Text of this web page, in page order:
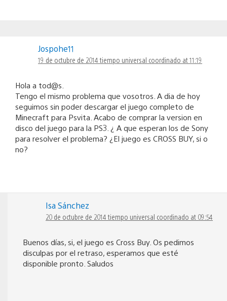
Jospohe11
19 de octubre de 2014 tiempo universal coordinado at 11:19
Hola a tod@s.
Tengo el mismo problema que vosotros. A dia de hoy
seguimos sin poder descargar el juego completo de
Minecraft para Psvita. Acabo de comprar la version en
disco del juego para la PS3. ¿ A que esperan los de Sony
para resolver el problema? ¿El juego es CROSS BUY, si o
no?
Isa Sánchez
20 de octubre de 2014 tiempo universal coordinado at 09:54
Buenos días, si, el juego es Cross Buy. Os pedimos
disculpas por el retraso, esperamos que esté
disponible pronto. Saludos